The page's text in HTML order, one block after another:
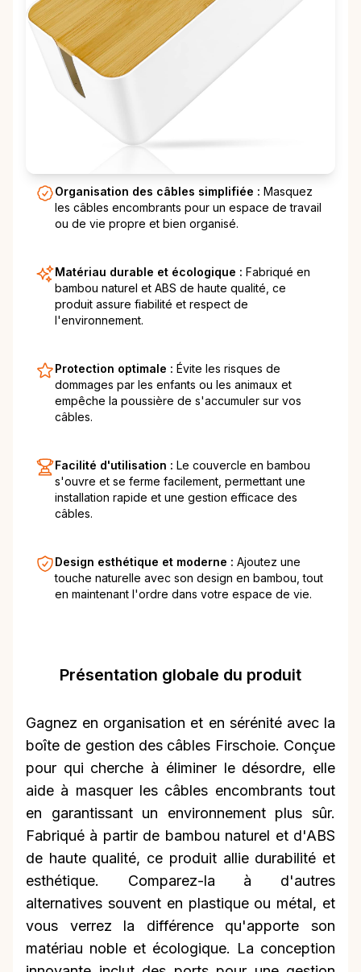
Organisation des câbles simplifiée : Masquez
les câbles encombrants pour un espace de travail
ou de vie propre et bien organisé.
Matériau durable et écologique : Fabriqué en
bambou naturel et ABS de haute qualité, ce
produit assure fiabilité et respect de
l'environnement.
Protection optimale : Évite les risques de
dommages par les enfants ou les animaux et
empêche la poussière de s'accumuler sur vos
câbles.
Facilité d'utilisation : Le couvercle en bambou
s'ouvre et se ferme facilement, permettant une
installation rapide et une gestion efficace des
câbles.
Design esthétique et moderne : Ajoutez une
touche naturelle avec son design en bambou, tout
en maintenant l'ordre dans votre espace de vie.
Présentation globale du produit
Gagnez en organisation et en sérénité avec la
boîte de gestion des câbles Firschoie. Conçue
pour qui cherche à éliminer le désordre, elle
aide à masquer les câbles encombrants tout
en garantissant un environnement plus sûr.
Fabriqué à partir de bambou naturel et d'ABS
de haute qualité, ce produit allie durabilité et
esthétique. Comparez-la à d'autres
alternatives souvent en plastique ou métal, et
vous verrez la différence qu'apporte son
matériau noble et écologique. La conception